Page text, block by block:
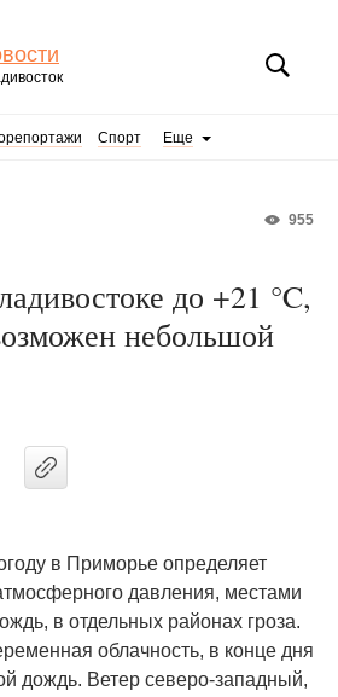
Спорт Еще
955
до +21 °C,
небольшой
в Приморье определяет
давления, местами
в отдельных районах гроза.
облачность, в конце дня
дождь. Ветер северо-западный,